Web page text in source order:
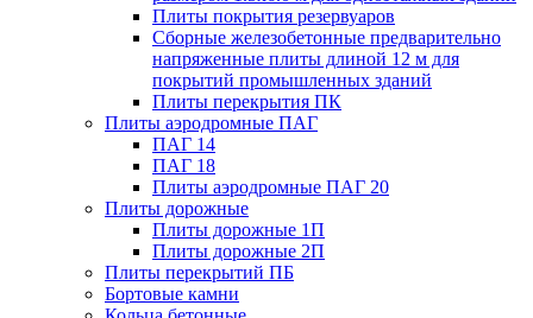
Плиты покрытия резервуаров
Сборные железобетонные предварительно
напряженные плиты длиной 12 м для
покрытий промышленных зданий
Плиты перекрытия ПК
Плиты аэродромные ПАГ
ПАГ 14
ПАГ 18
Плиты аэродромные ПАГ 20
Плиты дорожные
Плиты дорожные 1П
Плиты дорожные 2П
Плиты перекрытий ПБ
Бортовые камни